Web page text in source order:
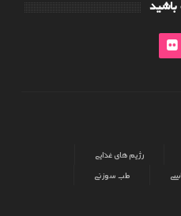
باشید
رژیم های غذایی
طب سوزنی